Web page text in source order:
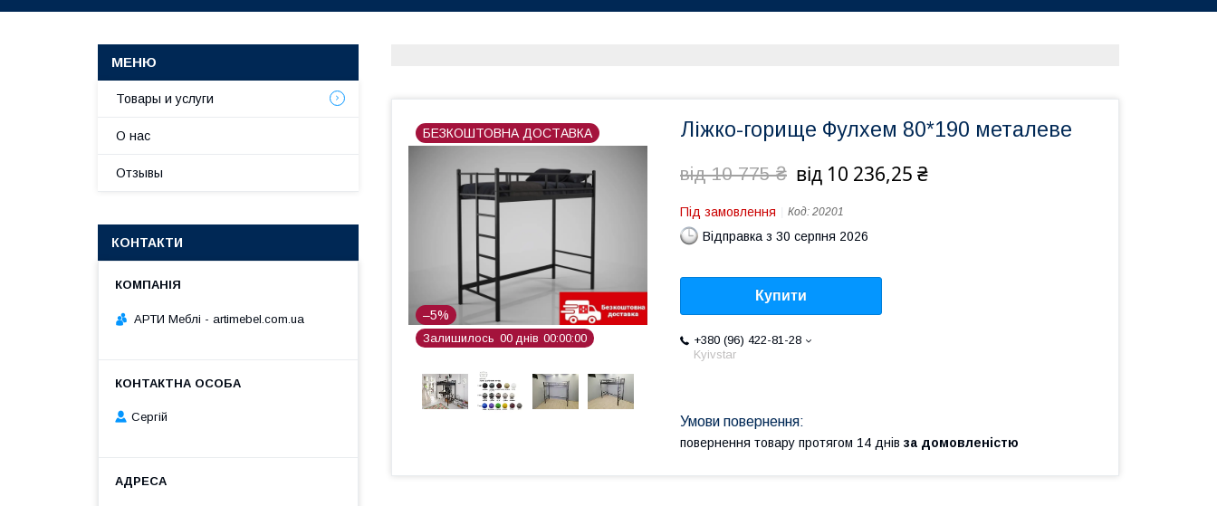
БЕЗКОШТОВНА ДОСТАВКА
–5%
Залишилось 00 днів 00 00 00
Ліжко-горище Фулхем 80*190 металеве
від 10 775 ₴ від 10 236,25 ₴
Під замовлення Код: 20201
Відправка з 30 серпня 2026
Купити
+380 (96) 422-81-28
Kyivstar
повернення товару протягом 14 днів за домовленістю
Товары и услуги
О нас
Отзывы
КОНТАКТИ
АРТИ Меблі - artimebel.com.ua
Сергій